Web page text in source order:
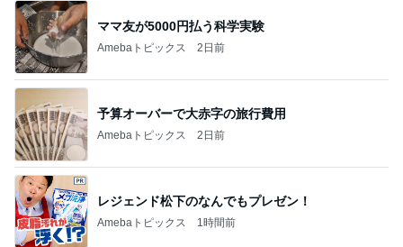
ママ友が5000円払う科学実験
Amebaトピックス 2日前
予算オーバーで大赤字の旅行費用
Amebaトピックス 2日前
レジェンド松下のなんでもプレゼン！
Amebaトピックス 1時間前